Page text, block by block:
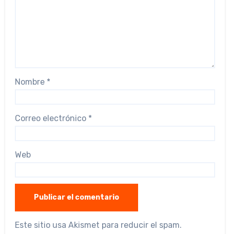
Nombre *
Correo electrónico *
Web
Este sitio usa Akismet para reducir el spam.